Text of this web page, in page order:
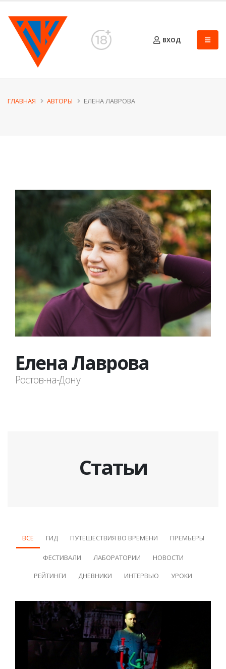
ВХОД
ГЛАВНАЯ АВТОРЫ ЕЛЕНА ЛАВРОВА
Елена Лаврова
Ростов-на-Дону
Статьи
ВСЕ ГИД ПУТЕШЕСТВИЯ ВО ВРЕМЕНИ ПРЕМЬЕРЫ
ФЕСТИВАЛИ ЛАБОРАТОРИИ
НОВОСТИ
РЕЙТИНГИ
ДНЕВНИКИ ИНТЕРВЬЮ УРОКИ